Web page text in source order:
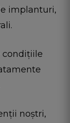
implanturi,
condițiile
noștri,